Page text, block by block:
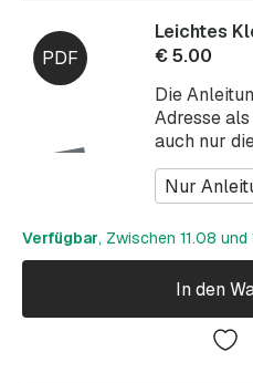
Die
Adresse
auch nur
Nur
Leichtes
€5.00
Verfügbar, Zwischen 11.08
In den